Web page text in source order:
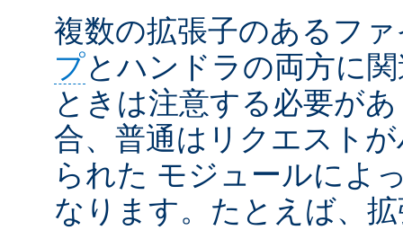
複数の拡張子のあるフ
プとハンドラの両方に
ときは注意する必要が
合、普通はリクエスト
られた モジュールによ
なります。たとえば、